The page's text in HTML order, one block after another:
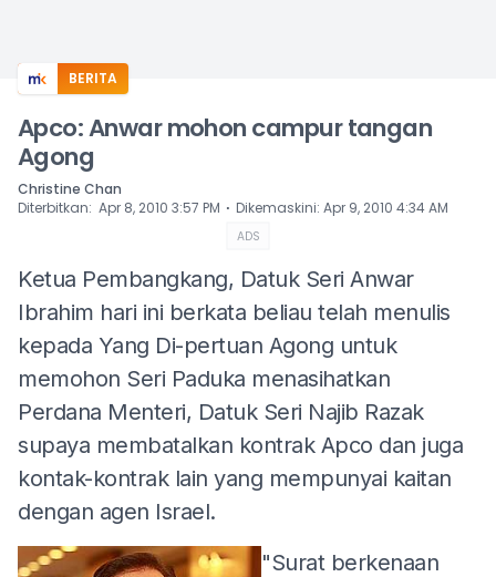
BERITA
Apco: Anwar mohon campur tangan
Agong
Christine Chan
Diterbitkan: Apr 8, 2010 3:57 PM ⋅ Dikemaskini: Apr 9, 2010 4:34 AM
ADS
Ketua Pembangkang, Datuk Seri Anwar
Ibrahim hari ini berkata beliau telah menulis
kepada Yang Di-pertuan Agong untuk
memohon Seri Paduka menasihatkan
Perdana Menteri, Datuk Seri Najib Razak
supaya membatalkan kontrak Apco dan juga
kontak-kontrak lain yang mempunyai kaitan
dengan agen Israel.
"Surat berkenaan